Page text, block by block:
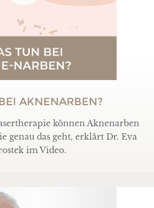
AKNENARBEN?
können Aknenarben
genau das geht, erklärt Dr. Eva
im Video.